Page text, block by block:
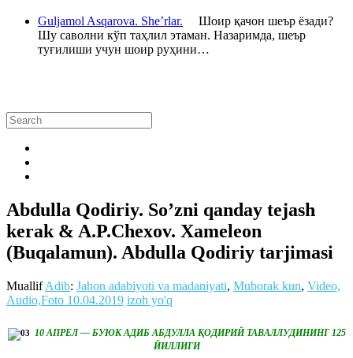
Guljamol Asqarova. She’rlar. Шоир қачон шеър ёзади?
Шу саволни кўп таҳлил этаман. Назаримда, шеър
туғилиши учун шоир руҳини…
Abdulla Qodiriy. So’zni qanday tejash
kerak & A.P.Chexov. Xameleon
(Buqalamun). Abdulla Qodiriy tarjimasi
MuallifAdib: Jahon adabiyoti va madaniyati, Muborak kun, Video,
Audio,Foto 10.04.2019 izoh yo'q
10 АПРЕЛ — БУЮК АДИБ АБДУЛЛА ҚОДИРИЙ ТАВАЛЛУДИНИНГ 125
ЙИЛЛИГИ